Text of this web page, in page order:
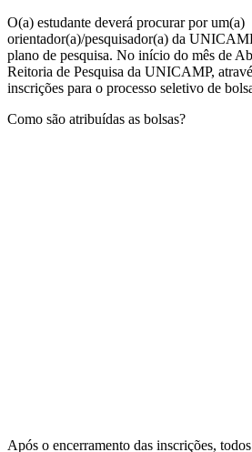
O(a) estudante deverá procurar por um(a)
orientador(a)/pesquisador(a) da
plano de pesquisa. No início do mês de
Reitoria de Pesquisa da UNICAMP,
inscrições para o processo seletivo de
Como são atribuídas as bolsas?
Após o encerramento das inscrições,